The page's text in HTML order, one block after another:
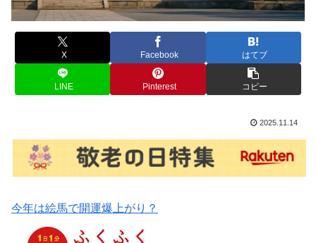
X Facebook はてブ
LINE Pinterest コピー
2025.11.14
今年は絵馬で開運爆上がり？